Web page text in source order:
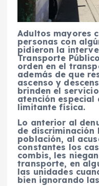
Adultos mayores
personas con
pidieron la
Transporte
orden en el
además de que
ascenso y
brinden el
atención especial
limitante física.
Lo anterior al
de discriminación
población, al
constantes los
combis, les
transporte, en
las unidades
bien ignorando